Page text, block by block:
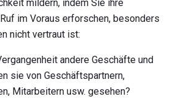
mildern, indem Sie ihre
im Voraus erforschen, besonders
nicht vertraut ist:
andere Geschäfte und
sie von Geschäftspartnern,
Mitarbeitern usw. gesehen?